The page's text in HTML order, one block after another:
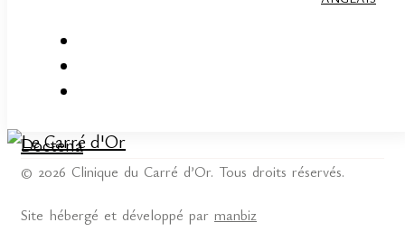
Facebook
Doctena
© 2026 Clinique du Carré d’Or. Tous droits réservés.
Site hébergé et développé par manbiz